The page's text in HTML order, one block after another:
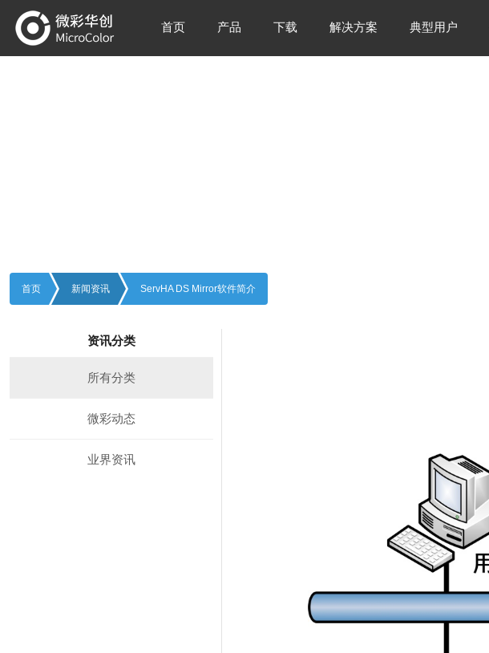
首页 产品 下载 解决方案 典型用户
首页 新闻资讯 ServHA DS Mirror软件简介
资讯分类
所有分类
微彩动态
业界资讯